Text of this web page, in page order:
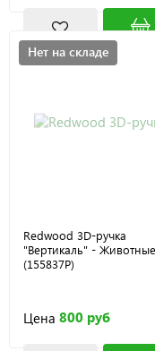
Нет на складе
Redwood 3D-ручка
"Вертикаль" - Животные
(155837P)
Цена 800 руб